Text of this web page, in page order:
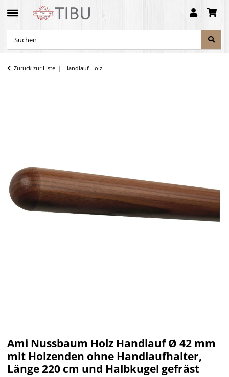
Zurück zur Liste Handlauf Holz
Ami Nussbaum Holz Handlauf Ø 42 mm
mit Holzenden ohne Handlaufhalter,
Länge 220 cm und Halbkugel gefräst